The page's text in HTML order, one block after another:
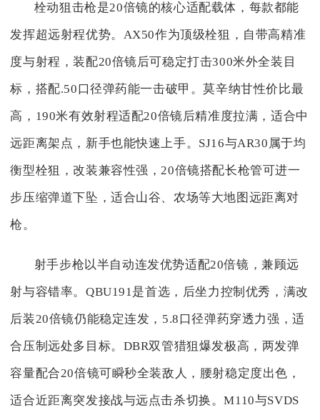
栓动狙击枪是20倍镜的核心适配载体，每款都能
发挥超远射程优势。AX50作为顶级栓狙，自带高精准
度与射程，装配20倍镜后可稳定打击300米外全装目
标，搭配.50口径弹药能一击破甲。莫辛纳甘性价比最
高，190米有效射程适配20倍镜后精准度拉满，适合中
远距离架点，新手也能快速上手。SJ16与AR30属于均
衡型栓狙，改装兼容性强，20倍镜搭配长枪管可进一
步压缩弹道下坠，适合山谷、农场等大地图远距离对
枪。
射手步枪以半自动连发优势适配20倍镜，兼顾远
射与容错率。QBU191是首选，后坐力控制优秀，满改
后装20倍镜仍能稳定连发，5.8口径弹药穿透力强，适
合压制远处多目标。DBR双管猎狙爆发极高，两发弹
容量配合20倍镜可瞬秒全装敌人，腰射稳定度出色，
适合近距离突发接战与远点击杀切换。M110与SVDS